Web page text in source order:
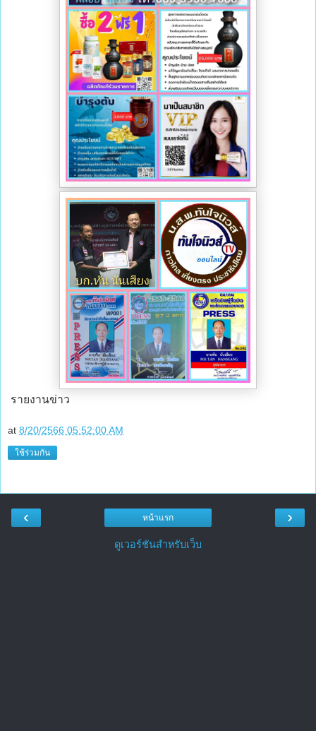
รายงานข่าว
at 8/20/2566 05:52:00 AM
ใช้ร่วมกัน
‹ ›
หน้าแรก
ดูเวอร์ชันสำหรับเว็บ